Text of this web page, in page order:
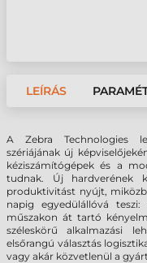
LEÍRÁS
A Zebra Technologies
szériájának új
kéziszámítógépek és a
tudnak. Új hardverének
produktivitást nyújt,
napig egyedülállóvá
műszakon át tartó
széleskörű alkalmazási
elsőrangú választás
vagy akár közvetlenül a